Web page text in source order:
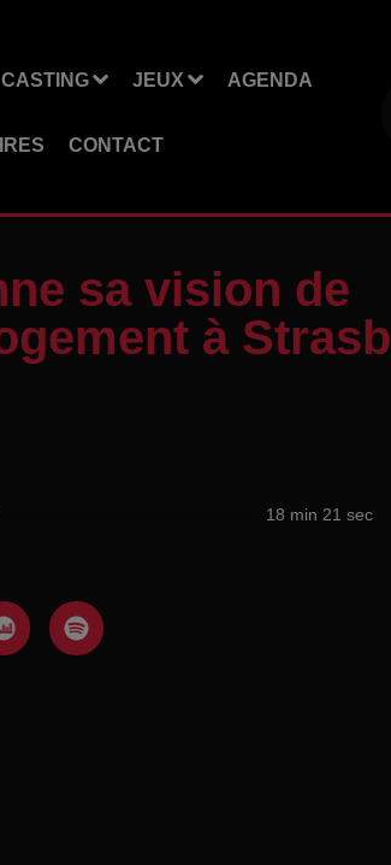
CASTING JEUX AGENDA
CONTACT
sa vision de
à Strasb
18 min 21 sec